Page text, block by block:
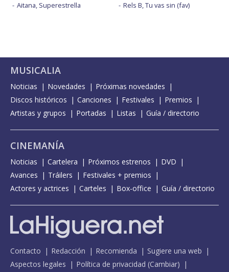
Aitana, Superestrella Rels B, Tu vas sin (fav)
MUSICALIA
Noticias Novedades
Próximas novedades
Discos históricos
Canciones Festivales
Premios
Artistas y grupos
Portadas Listas Guía / directorio
CINEMANÍA
Noticias Cartelera Próximos estrenos
DVD
Avances
Tráilers
Festivales + premios
Actores y actrices
Carteles Box-office Guía / directorio
Contacto Redacción Recomienda
Sugiere una web
Aspectos legales
Política de privacidad (Cambiar)